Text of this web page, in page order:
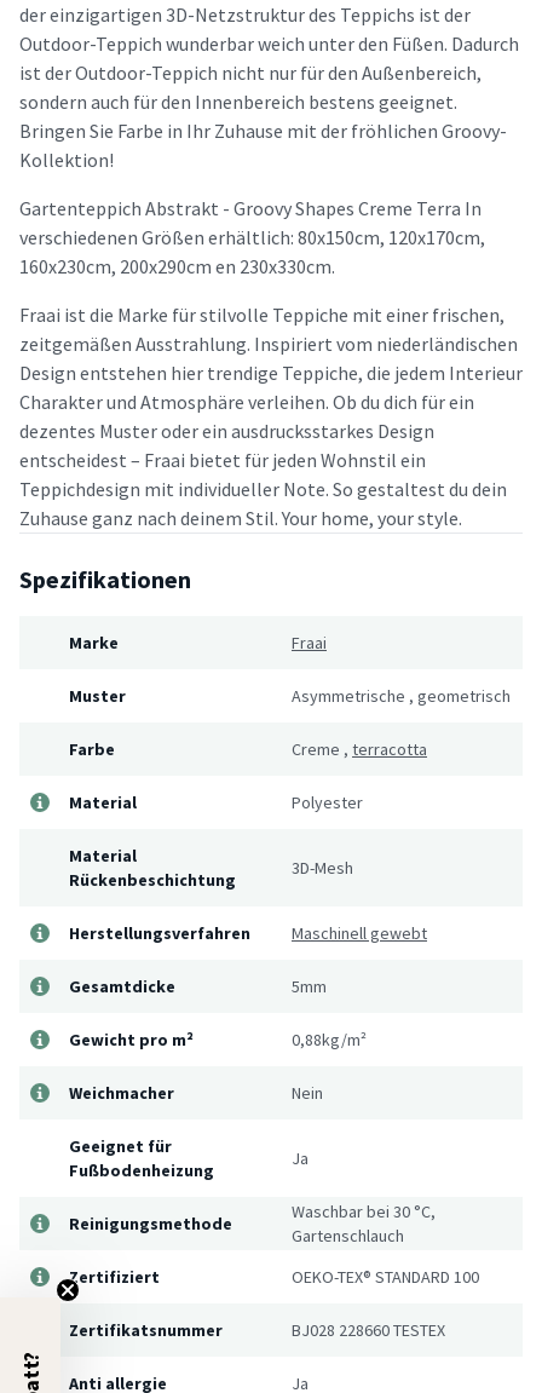
der einzigartigen 3D-Netzstruktur des Teppichs ist der
Outdoor-Teppich wunderbar weich unter den Füßen. Dadurch
ist der Outdoor-Teppich nicht nur für den Außenbereich,
sondern auch für den Innenbereich bestens geeignet.
Bringen Sie Farbe in Ihr Zuhause mit der fröhlichen Groovy-
Kollektion!
Gartenteppich Abstrakt - Groovy Shapes Creme Terra In
verschiedenen Größen erhältlich: 80x150cm, 120x170cm,
160x230cm, 200x290cm en 230x330cm.
Fraai ist die Marke für stilvolle Teppiche mit einer frischen,
zeitgemäßen Ausstrahlung. Inspiriert vom niederländischen
Design entstehen hier trendige Teppiche, die jedem Interieur
Charakter und Atmosphäre verleihen. Ob du dich für ein
dezentes Muster oder ein ausdrucksstarkes Design
entscheidest – Fraai bietet für jeden Wohnstil ein
Teppichdesign mit individueller Note. So gestaltest du dein
Zuhause ganz nach deinem Stil. Your home, your style.
Spezifikationen
Marke Fraai
Muster Asymmetrische , geometrisch
Farbe Creme , terracotta
Material Polyester
Material
Rückenbeschichtung
3D-Mesh
Herstellungsverfahren Maschinell gewebt
Gesamtdicke 5mm
Gewicht pro m² 0,88kg/m²
Weichmacher Nein
Geeignet für
Fußbodenheizung
Ja
Reinigungsmethode
Waschbar bei 30 °C,
Gartenschlauch
Zertifiziert
OEKO-TEX® STANDARD 100
Zertifikatsnummer BJ028 228660 TESTEX
Anti allergie Ja